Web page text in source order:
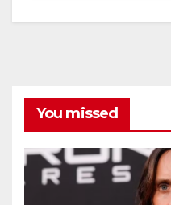
You missed